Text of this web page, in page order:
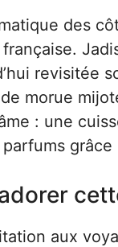
des
revisitée
morue
: une
grâce
aux